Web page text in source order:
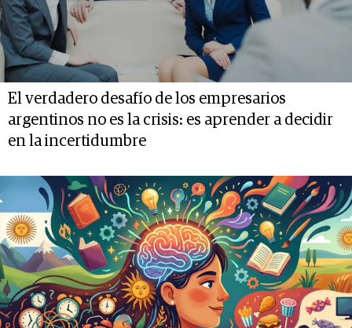
El verdadero desafío de los empresarios
argentinos no es la crisis: es aprender a decidir
en la incertidumbre